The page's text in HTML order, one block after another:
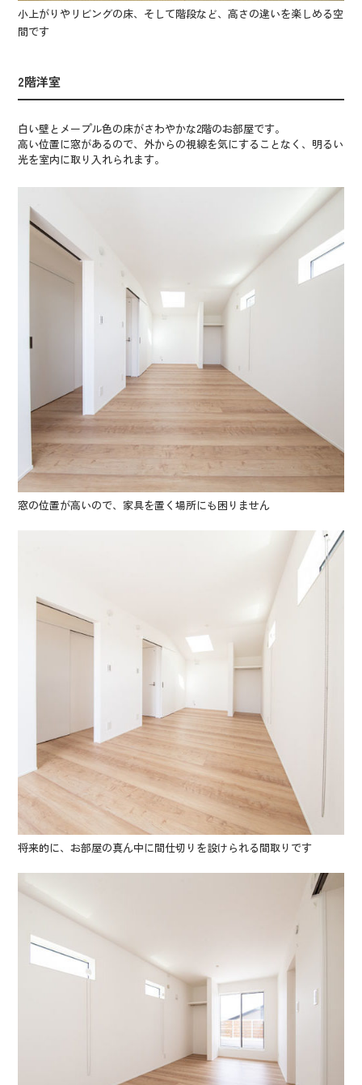
小上がりやリビングの床、そして階段など、高さの違いを楽しめる空
間です
2階洋室
白い壁とメープル色の床がさわやかな2階のお部屋です。
高い位置に窓があるので、外からの視線を気にすることなく、明るい
光を室内に取り入れられます。
窓の位置が高いので、家具を置く場所にも困りません
将来的に、お部屋の真ん中に間仕切りを設けられる間取りです